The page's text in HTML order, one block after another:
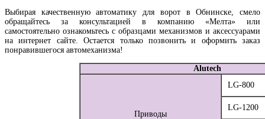
Выбирая качественную автоматику для ворот в Обнинске, смело
обращайтесь за консультацией в компанию «Мелта» или
самостоятельно ознакомьтесь с образцами механизмов и аксессуарами
на интернет сайте. Остается только позвонить и оформить заказ
понравившегося автомеханизма!
Alutech
Приводы
LG-800
LG-1200